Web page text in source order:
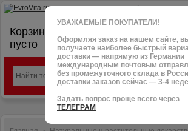
тел.: +7
доставим в
Корзина:
пусто
УВАЖАЕМЫЕ ПОКУПАТЕЛИ!
Оформляя заказ на нашем сайте,
получаете наиболее быстрый
доставки — напрямую из Германии
международным почтовым
без промежуточного склада в
доставки заказов сейчас — 3-4
Задать вопрос проще всего через
ТЕЛЕГРАМ